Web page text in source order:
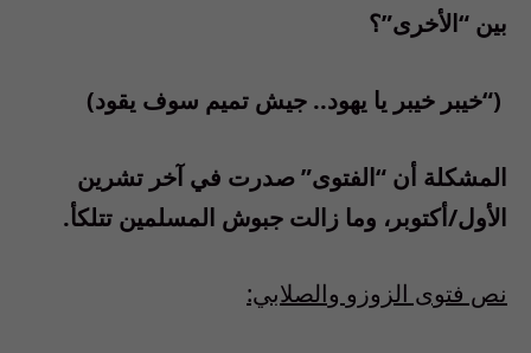
بين “الأخرى”؟
(“خيبر خيبر يا يهود.. جيش تميم سوف يقود)
المشكلة أن “الفتوى” صدرت في آخر تشرين
الأول/أكتوبر، وما زالت جبوش المسلمين تتلكأ.
نص فتوى الزوزو والصلابي: